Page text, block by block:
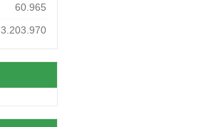
60.965
3.203.970